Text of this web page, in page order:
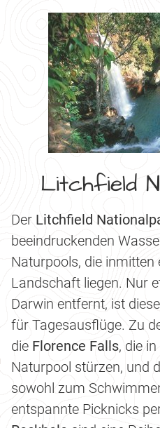
Litchfield
Der Litchfield
beeindruckenden
Naturpools, die
Landschaft liegen. Nur
Darwin entfernt, ist
für Tagesausflüge. Zu
die Florence Falls, die
Naturpool stürzen, und
sowohl zum
entspannte Picknicks